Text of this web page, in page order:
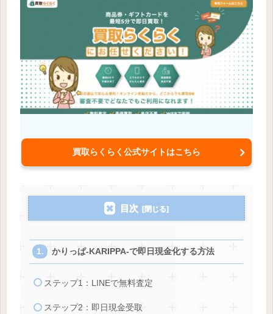
買取らくらく公式サイトはこちら
目次
かりっぱ-KARIPPA-で即日現金化する方法
ステップ1：LINEで無料査定
ステップ2：即日現金受取